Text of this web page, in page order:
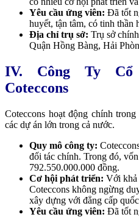
Yêu cầu ứng viên: Đã tốt
huyết, tận tâm, có tinh thần
Địa chỉ trụ sở: Trụ sở
Quận Hồng Bàng, Hải
IV. Công Ty Cổ
Coteccons
Coteccons hoạt động chính
các dự án lớn trong cả nước.
Quy mô công ty:
đối tác chính. Trong đó,
792.550.000.000 đồng.
Cơ hội phát triển: Với khả
Coteccons không ngừng
xây dựng với đẳng cấp
Yêu cầu ứng viên: Đã tốt